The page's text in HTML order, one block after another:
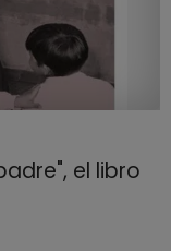
el libro